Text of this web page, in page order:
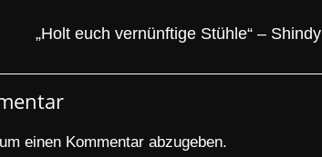
„Holt euch vernünftige Stühle“ –
einen Kommentar abzugeben.